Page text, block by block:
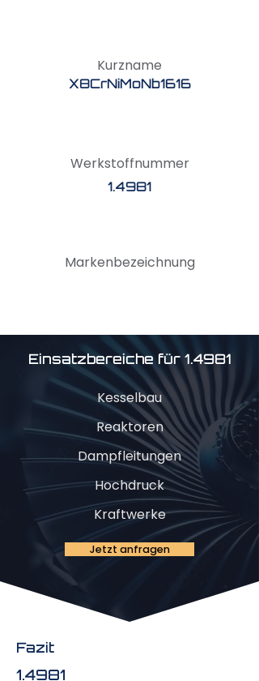
Kurzname
X8CrNiMoNb1616
Werkstoffnummer
1.4981
Markenbezeichnung
Einsatzbereiche für 1.4981
Kesselbau
Reaktoren
Dampfleitungen
Hochdruck
Kraftwerke
Jetzt anfragen
Fazit
1.4981